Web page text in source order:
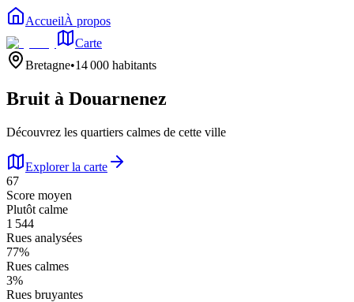
AccueilÀ propos
Carte
Bretagne•14 000 habitants
Bruit à Douarnenez
Découvrez les quartiers calmes de cette ville
Explorer la carte
67
Score moyen
Plutôt calme
1 544
Rues analysées
77%
Rues calmes
3%
Rues bruyantes